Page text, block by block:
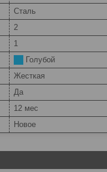
Сталь
2
1
Голубой
Жесткая
Да
12 мес
Новое